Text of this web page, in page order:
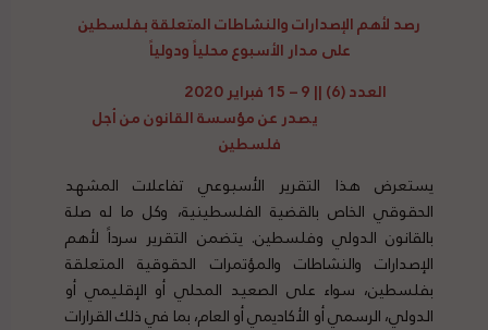
رصدلأهم الإصدارات والنشاطات المتعلقة بفلسطين
على مدار الأسبوع محلياً ودولياً
يصدر عن مؤسسة القانون من أجل
فلسطين
يستعرض هذا التقرير الأسبوعي تفاعلات المشهد
الحقوقي الخاص بالقضية الفلسطينية، وكل ما له صلة
بالقانون الدولي وفلسطين. يتضمن التقرير سرداً لأهم
الإصدارات والنشاطات والمؤتمرات الحقوقية المتعلقة
بفلسطين، سواء على الصعيد المحلي أو الإقليمي أو
الدولي، الرسمي أو الأكاديمي أو العام، بما في ذلك القرارات